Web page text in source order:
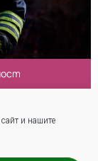
и нашите